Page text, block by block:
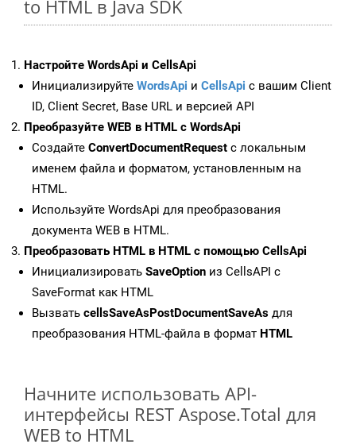
to HTML в Java SDK
Настройте WordsApi и CellsApi
Инициализируйте WordsApi и CellsApi с вашим Client
ID, Client Secret, Base URL и версией API
Преобразуйте WEB в HTML с WordsApi
Создайте ConvertDocumentRequest с локальным
именем файла и форматом, установленным на
HTML.
Используйте WordsApi для преобразования
документа WEB в HTML.
Преобразовать HTML в HTML с помощью CellsApi
Инициализировать SaveOption из CellsAPI с
SaveFormat как HTML
Вызвать cellsSaveAsPostDocumentSaveAs для
преобразования HTML-файла в формат HTML
Начните использовать API-
интерфейсы REST Aspose.Total для
WEB to HTML